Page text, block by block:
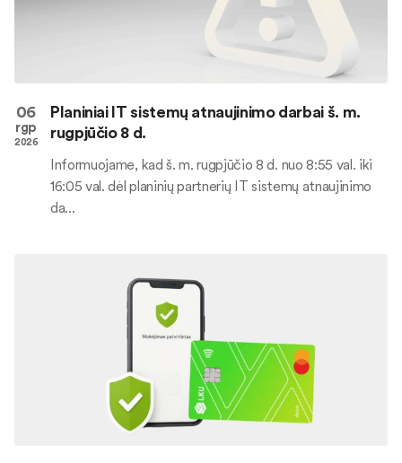
06
rgp
2026
Planiniai IT sistemų atnaujinimo darbai š. m.
rugpjūčio 8 d.
Informuojame, kad š. m. rugpjūčio 8 d. nuo 8:55 val. iki
16:05 val. dėl planinių partnerių IT sistemų atnaujinimo
da...